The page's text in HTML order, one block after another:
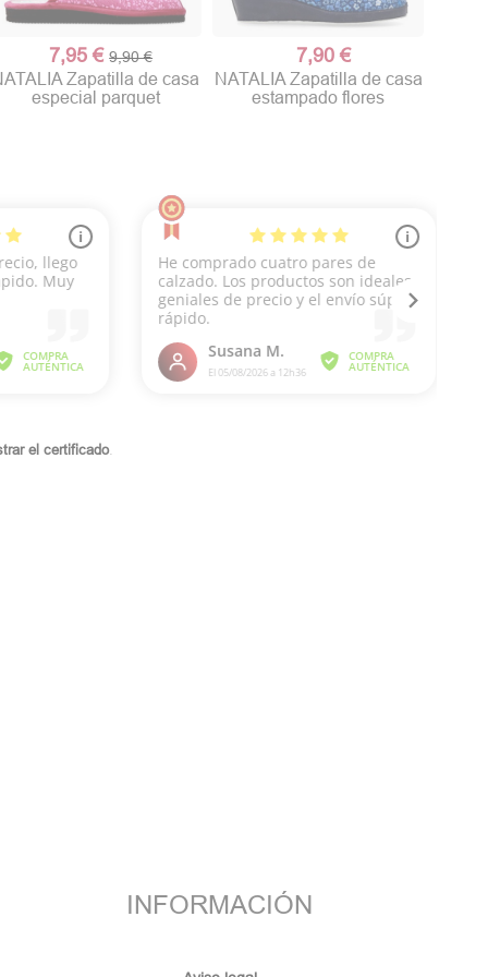
7,95 €9,90 €
Zapatilla de casa
especial parquet
7,90 €
NATALIA Zapatilla de casa
estampado flores
el certificado.
INFORMACIÓN